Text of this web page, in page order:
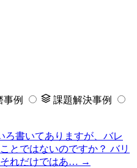
事例
課題解決事例
ろ書いてありますが、バレ
とではないのですか？ バリ
れだけではあ… →